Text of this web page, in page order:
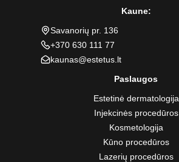
Kaune:
Savanorių pr. 136
+370 630 111 77
kaunas@estetus.lt
Paslaugos
Estetinė dermatologija
Injekcinės procedūros
Kosmetologija
Kūno procedūros
Lazerių procedūros